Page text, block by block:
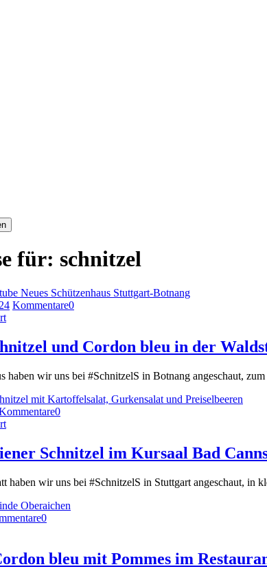
für: schnitzel
Kommentare0
und Cordon bleu in der
haben wir uns bei #SchnitzelS in Botnang angeschaut,
0
Schnitzel im Kursaal Bad
haben wir uns bei #SchnitzelS in Stuttgart angeschaut, in
0
bleu mit Pommes im